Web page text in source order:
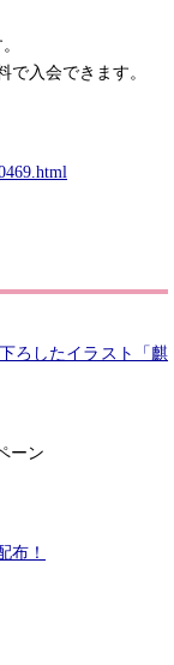
で入会できます。
ろしたイラスト「麒
ーン
布！